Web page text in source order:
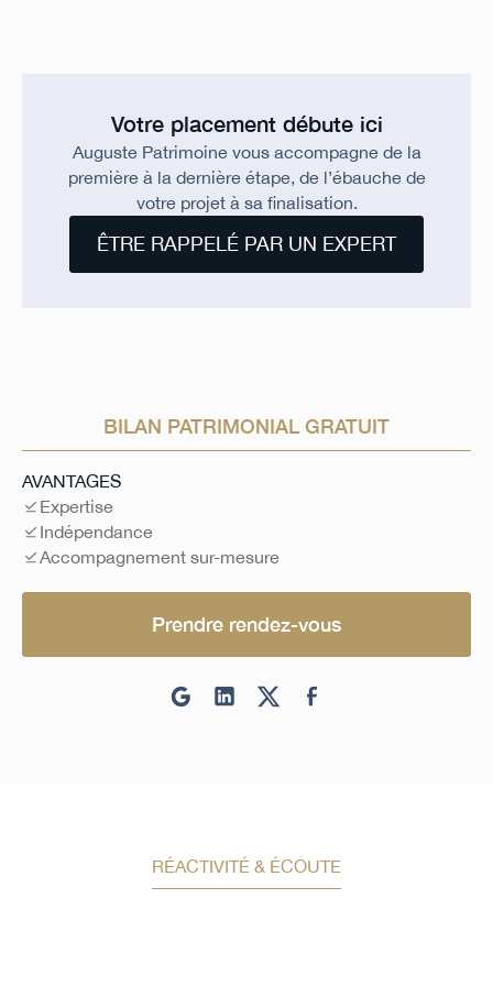
Votre placement débute ici
Auguste Patrimoine vous accompagne de la
première à la dernière étape, de l’ébauche de
votre projet à sa finalisation.
ÊTRE RAPPELÉ PAR UN EXPERT
BILAN PATRIMONIAL GRATUIT
AVANTAGES
Expertise
Indépendance
Accompagnement sur-mesure
Prendre rendez-vous
RÉACTIVITÉ & ÉCOUTE